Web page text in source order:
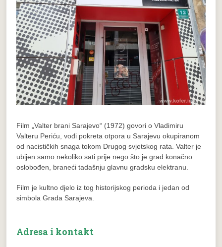
Film „Valter brani Sarajevo“ (1972) govori o Vladimiru
Valteru Periću, vođi pokreta otpora u Sarajevu okupiranom
od nacističkih snaga tokom Drugog svjetskog rata. Valter je
ubijen samo nekoliko sati prije nego što je grad konačno
oslobođen, braneći tadašnju glavnu gradsku elektranu.
Film je kultno djelo iz tog historijskog perioda i jedan od
simbola Grada Sarajeva.
Adresa i kontakt